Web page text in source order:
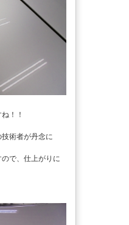
！！
術者が丹念に
で、仕上がりに